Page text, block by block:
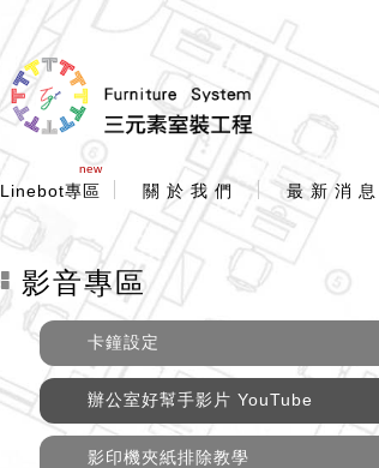
new
Linebot專區 關 於 我 們 最 新 消 息
影音專區
卡鐘設定
辦公室好幫手影片 YouTube
影印機夾紙排除教學